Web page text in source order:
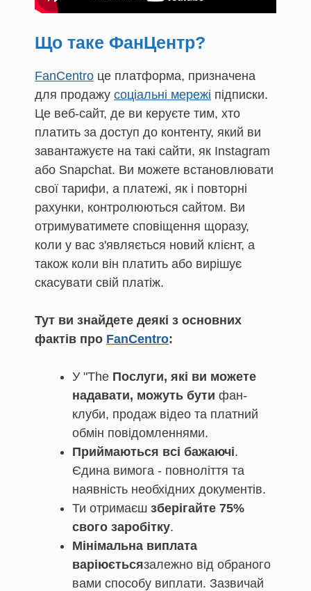
Що таке ФанЦентр?
FanCentro це платформа, призначена
для продажу соціальні мережі підписки.
Це веб-сайт, де ви керуєте тим, хто
платить за доступ до контенту, який ви
завантажуєте на такі сайти, як Instagram
або Snapchat. Ви можете встановлювати
свої тарифи, а платежі, як і повторні
рахунки, контролюються сайтом. Ви
отримуватимете сповіщення щоразу,
коли у вас з'являється новий клієнт, а
також коли він платить або вирішує
скасувати свій платіж.
Тут ви знайдете деякі з основних
фактів про FanCentro:
У "The Послуги, які ви можете
надавати, можуть бути фан-
клуби, продаж відео та платний
обмін повідомленнями.
Приймаються всі бажаючі.
Єдина вимога - повноліття та
наявність необхідних документів.
Ти отримаєш зберігайте 75%
свого заробітку.
Мінімальна виплата
варіюєтьсязалежно від обраного
вами способу виплати. Зазвичай